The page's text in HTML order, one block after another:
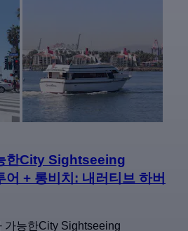
한City Sightseeing
어 + 롱비치: 내러티브 하버
가능한City Sightseeing